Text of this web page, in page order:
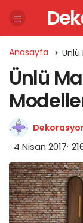
Anasayfa Ünlü
Ünlü
4 Nisan 2017